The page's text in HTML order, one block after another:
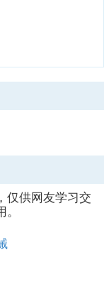
仅供网友学习交